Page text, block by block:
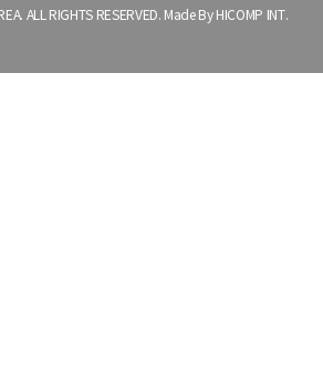
ALL RIGHTS RESERVED. Made By HICOMP INT.